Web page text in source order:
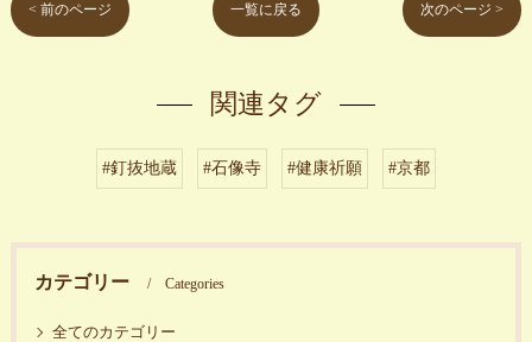
< 前のページ 一覧に戻る 次のページ >
関連タグ
#釘抜地蔵 #石像寺 #健康祈願 #京都
カテゴリー Categories
全てのカテゴリー